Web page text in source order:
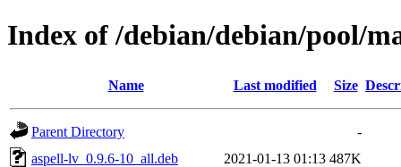
Index of /debian/debian/pool/
Name Last modified Size
Parent Directory
-
aspell-lv_0.9.6-10_all.deb
2021-01-13 01:13 487K